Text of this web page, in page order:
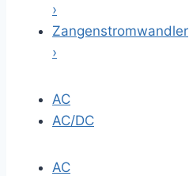
›
Zangenstromwandler
›
AC
AC/DC
AC